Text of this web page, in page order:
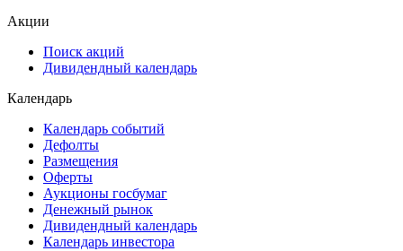
Акции
Поиск акций
Дивидендный календарь
Календарь
Календарь событий
Дефолты
Размещения
Оферты
Аукционы госбумаг
Денежный рынок
Дивидендный календарь
Календарь инвестора